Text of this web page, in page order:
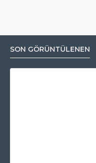
SON GÖRÜNTÜLENEN